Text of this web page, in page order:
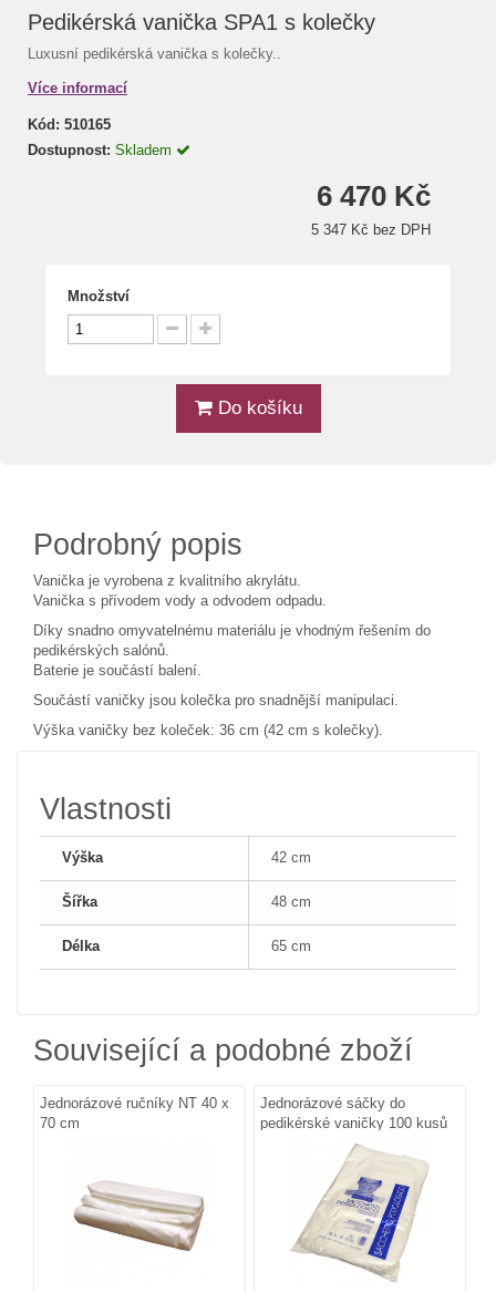
Pedikérská vanička SPA1 s kolečky
Luxusní pedikérská vanička s kolečky..
Více informací
Kód: 510165
Dostupnost: Skladem
6 470 Kč
5 347 Kč bez DPH
Množství
Do košíku
Podrobný popis
Vanička je vyrobena z kvalitního akrylátu.
Vanička s přívodem vody a odvodem odpadu.
Díky snadno omyvatelnému materiálu je vhodným řešením do
pedikérských salónů.
Baterie je součástí balení.
Součástí vaničky jsou kolečka pro snadnější manipulaci.
Výška vaničky bez koleček: 36 cm (42 cm s kolečky).
Vlastnosti
Výška 42 cm
Šířka 48 cm
Délka 65 cm
Související a podobné zboží
Jednorázové ručníky NT 40 x
70 cm
Jednorázové sáčky do
pedikérské vaničky 100 kusů